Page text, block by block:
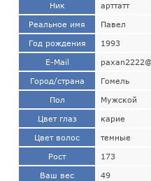
Ник арттатт
Реальное имя Павел
Год рождения 1993
E-Mail
Город/страна Гомель
Пол Мужской
Цвет глаз карие
Цвет волос темные
Рост 173
Ваш вес 49